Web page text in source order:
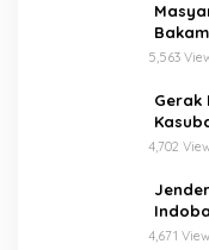
5,563
Gerak
dan
4,702
4,671